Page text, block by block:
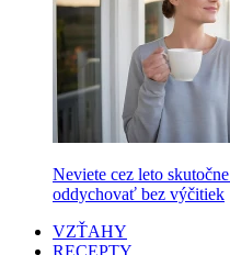
Neviete cez leto
oddychovať bez výčitiek
VZŤAHY
RECEPTY